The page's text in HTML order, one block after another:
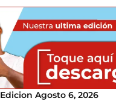
Edicion Agosto 6, 2026